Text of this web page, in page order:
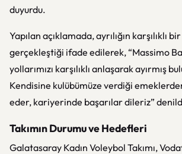
duyurdu.
Yapılan açıklamada, ayrılığın karşılıklı
gerçekleştiği ifade edilerek, “Massimo
yollarımızı karşılıklı anlaşarak ayırmış
Kendisine kulübümüze verdiği
eder, kariyerinde başarılar dileriz”
Takımın Durumu ve Hedefleri
Galatasaray Kadın Voleybol Takımı,